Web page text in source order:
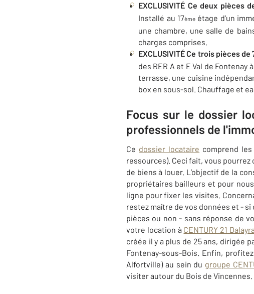
EXCLUSIVITÉ Ce deux pièces
Installé au 17ème étage d’un
une chambre, une salle de
charges comprises.
EXCLUSIVITÉ Ce trois pièces de
des RER A et E Val de
terrasse, une cuisine
box en sous-sol. Chauffage et
Focus sur le dossier
professionnels de
Ce dossier locataire comprend
ressources). Ceci fait, vous
de biens à louer. L’objectif de la
propriétaires bailleurs et pour
ligne pour fixer les visites.
restez maître de vos données et -
pièces ou non - sans réponse de
votre location à CENTURY 21
créée il y a plus de 25 ans, dirigée
Fontenay-sous-Bois. Enfin, profitez
Alfortville) au sein du groupe
visiter autour du Bois de Vincennes.